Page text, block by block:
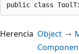
public class
Herencia Object